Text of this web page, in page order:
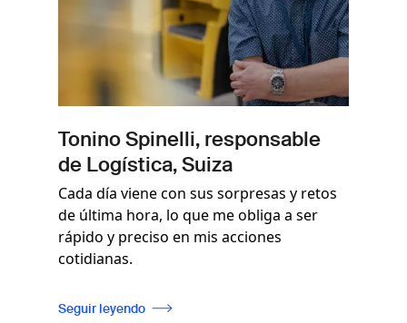
Tonino Spinelli, responsable
de Logística, Suiza
Cada día viene con sus sorpresas y retos
de última hora, lo que me obliga a ser
rápido y preciso en mis acciones
cotidianas.
Seguir leyendo